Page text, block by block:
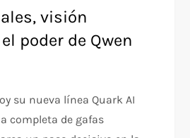
visión
poder de Qwen
su nueva línea Quark AI
completa de gafas